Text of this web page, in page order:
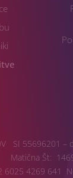
SI 55696201 –
Matična Št:
6025 4269 641